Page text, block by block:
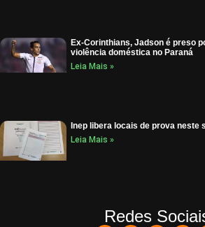
Ex-Corinthians, Jadson é preso
violência doméstica no Paraná
Leia Mais »
Inep libera locais de prova neste
Leia Mais »
Redes